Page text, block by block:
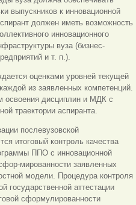
выпускников к инновационной
должен иметь возможность
инновационного
вуза (бизнес-
и т. п.).
оценками уровней текущей
из заявленных компетенций.
освоения дисциплин и МДК с
траектории аспиранта.
послевузовской
итоговый контроль качества
ППО с инновационной
мированности заявленных
модели. Процедура контроля
государственной аттестации
сформулированности